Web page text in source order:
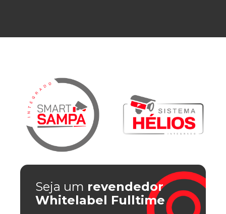
Seja um revendedor
Whitelabel Fulltime